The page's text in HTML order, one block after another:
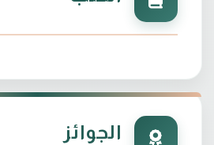
الجوائز